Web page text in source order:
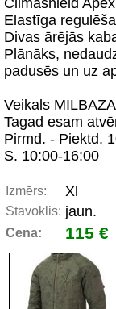
Climashield
Elastīga
Divas ārējās
Plānāks,
padusēs un uz
Veikals
Tagad esam
Pirmd. - Piektd.
S. 10:00-16:00
Izmērs: Xl
Stāvoklis: jaun.
Cena: 115 €